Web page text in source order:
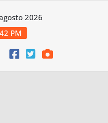
2026
PM